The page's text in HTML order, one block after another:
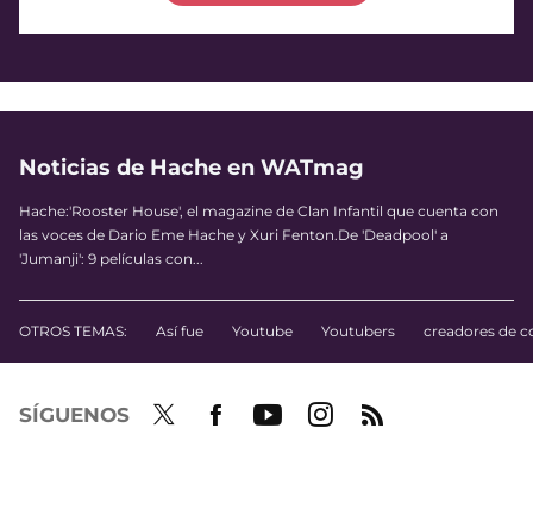
Noticias de Hache en WATmag
Hache:'Rooster House', el magazine de Clan Infantil que cuenta con
las voces de Dario Eme Hache y Xuri Fenton.De 'Deadpool' a
'Jumanji': 9 películas con...
OTROS TEMAS: Así fue Youtube Youtubers creadores de
SÍGUENOS